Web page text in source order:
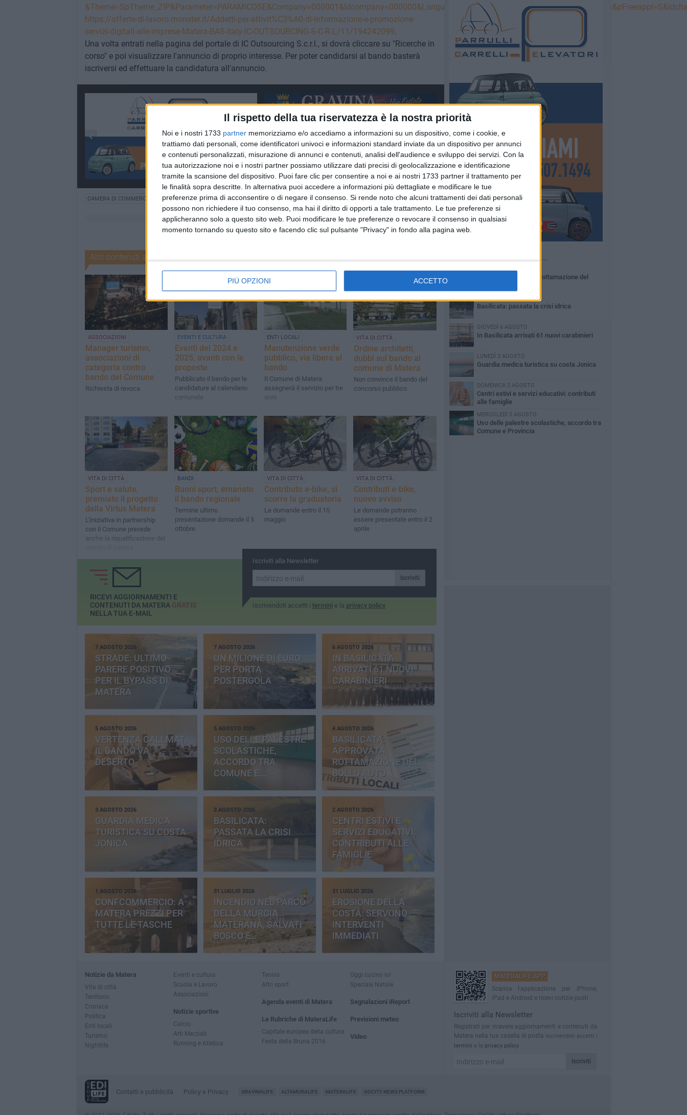
Il rispetto della tua riservatezza è la nostra priorità
Noi e i nostri 1733 partner memorizziamo e/o accediamo a informazioni su un dispositivo, come i cookie, e
trattiamo dati personali, come identificatori univoci e informazioni standard inviate da un dispositivo per annunci
e contenuti personalizzati, misurazione di annunci e contenuti, analisi dell'audience e sviluppo dei servizi. Con la
tua autorizzazione noi e i nostri partner possiamo utilizzare dati precisi di geolocalizzazione e identificazione
tramite la scansione del dispositivo. Puoi fare clic per consentire a noi e ai nostri 1733 partner il trattamento per
le finalità sopra descritte. In alternativa puoi accedere a informazioni più dettagliate e modificare le tue
preferenze prima di acconsentire o di negare il consenso. Si rende noto che alcuni trattamenti dei dati personali
possono non richiedere il tuo consenso, ma hai il diritto di opporti a tale trattamento. Le tue preferenze si
applicheranno solo a questo sito web. Puoi modificare le tue preferenze o revocare il consenso in qualsiasi
momento tornando su questo sito e facendo clic sul pulsante "Privacy" in fondo alla pagina web.
PIÙ OPZIONI ACCETTO
https://offerte-di-lavoro.monster.it/Addetti-per-attivit%C3%A0-di-informazione-e-promozione-
servizi-digitali-alle-imprese-Matera-BAS-Italy-IC-OUTSOURCING-S-C-R-L/11/194242099.
Una volta entrati nella pagina del portale di IC Outsourcing S.c.r.l., si dovrà cliccare su "Ricerche in
corso" e poi visualizzare l'annuncio di proprio interesse. Per poter candidarsi al bando basterà
iscriversi ed effettuare la candidatura all'annuncio.
CAMERA DI COMMERCIO DI MATERA BANDO
Altri contenuti a tema
ASSOCIAZIONI
Manager turismo,
associazioni di
categoria contro
bando del Comune
Richiesta di revoca
EVENTI E CULTURA
Eventi del 2024 e
2025, avanti con le
proposte
Pubblicato il bando per le
candidature al calendario
comunale
ENTI LOCALI
Manutenzione verde
pubblico, via libera al
bando
Il Comune di Matera
assegnerà il servizio per tre
anni
VITA DI CITTÀ
Ordine architetti,
dubbi sul bando al
comune di Matera
Non convince il bando del
concorso pubblico
VITA DI CITTÀ
Sport e salute,
premiato il progetto
della Virtus Matera
L’iniziativa in partnership
con il Comune prevede
anche la riqualificazione del
BANDI
Buoni sport, emanato
il bando regionale
Termine ultimo
presentazione domande il 5
ottobre
VITA DI CITTÀ
Contributo e-bike, si
scorre la graduatoria
Le domande entro il 15
maggio
VITA DI CITTÀ
Contributi e-bike,
nuovo avviso
Le domande potranno
essere presentate entro il 2
aprile
Iscriviti alla Newsletter
Iscriviti
Iscrivendoti accetti i termini e la privacy policy
RICEVI AGGIORNAMENTI E
CONTENUTI DA MATERA GRATIS
NELLA TUA E-MAIL
7 AGOSTO 2026
STRADE: ULTIMO
PARERE POSITIVO
PER IL BYPASS DI
MATERA
7 AGOSTO 2026
UN MILIONE DI EURO
PER PORTA
POSTERGOLA
6 AGOSTO 2026
IN BASILICATA
ARRIVATI 61 NUOVI
CARABINIERI
5 AGOSTO 2026
VERTENZA CALLMAT,
IL BANDO VA
DESERTO
5 AGOSTO 2026
USO DELLE PALESTRE
SCOLASTICHE,
ACCORDO TRA
COMUNE E
PROVINCIA
4 AGOSTO 2026
BASILICATA:
APPROVATA
ROTTAMAZIONE DEL
BOLLO AUTO
3 AGOSTO 2026
GUARDIA MEDICA
TURISTICA SU COSTA
JONICA
3 AGOSTO 2026
BASILICATA:
PASSATA LA CRISI
IDRICA
2 AGOSTO 2026
CENTRI ESTIVI E
SERVIZI EDUCATIVI:
CONTRIBUTI ALLE
FAMIGLIE
1 AGOSTO 2026
CONFCOMMERCIO: A
MATERA PREZZI PER
TUTTE LE TASCHE
31 LUGLIO 2026
INCENDIO NEL PARCO
DELLA MURGIA
MATERANA, SALVATI
BOSCO E
CEMENTERIA
31 LUGLIO 2026
EROSIONE DELLA
COSTA: SERVONO
INTERVENTI
IMMEDIATI
Basilicata: approvata rottamazione del
Basilicata: passata la crisi idrica
GIOVEDÌ 6 AGOSTO
In Basilicata arrivati 61 nuovi carabinieri
LUNEDÌ 3 AGOSTO
Guardia medica turistica su costa Jonica
DOMENICA 2 AGOSTO
Centri estivi e servizi educativi: contributi
alle famiglie
MERCOLEDÌ 5 AGOSTO
Uso delle palestre scolastiche, accordo tra
Comune e Provincia
Notizie da Matera
Vita di città
Territorio
Cronaca
Politica
Enti locali
Turismo
Nightlife
Eventi e cultura
Scuola e Lavoro
Associazioni
Notizie sportive
Calcio
Arti Marziali
Running e Atletica
Tennis
Altri sport
Agenda eventi di Matera
Le Rubriche di MateraLife
Capitale europea della cultura
Festa della Bruna 2016
Oggi cucino io!
Speciale Natale
Segnalazioni iReport
Previsioni meteo
Video
MATERALIFE APP
Scarica l'applicazione per iPhone,
iPad e Android e ricevi notizie push
Iscriviti alla Newsletter
Registrati per ricevere aggiornamenti e contenuti da
Matera nella tua casella di posta Iscrivendoti accetti i
termini e la privacy policy
Iscriviti
Contatti e pubblicità Policy e Privacy GRAVINALIFE ALTAMURALIFE MATERALIFE GOCITY NEWS PLATFORM